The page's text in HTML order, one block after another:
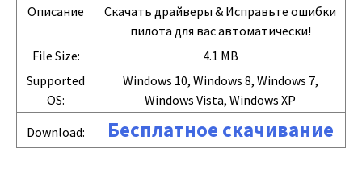
Описание
Скачать драйверы & Исправьте ошибки
пилота для вас автоматически!
File Size:
4.1 MB
Supported
OS:
Windows 10, Windows 8, Windows 7,
Windows Vista, Windows XP
Download:
Бесплатное скачивание